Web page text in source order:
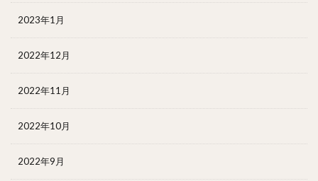
2023年1月
2022年12月
2022年11月
2022年10月
2022年9月